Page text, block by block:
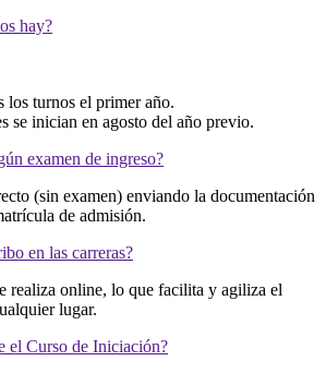
hay?
los turnos el primer año.
se inician en agosto del año previo.
examen de ingreso?
(sin examen) enviando la documentación
de admisión.
en las carreras?
realiza online, lo que facilita y agiliza el
lugar.
el Curso de Iniciación?